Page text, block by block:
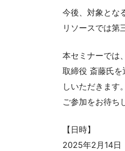
今後、対象とな
リソースでは第
本セミナーでは
取締役 斎藤氏
しいただきます。
ご参加をお待ち
【日時】
2025年2月14日